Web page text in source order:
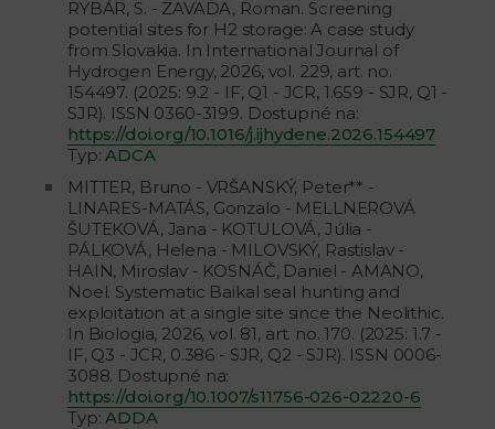
RYBÁR, S. - ZAVADA, Roman. Screening
potential sites for H2 storage: A case study
from Slovakia. In International Journal of
Hydrogen Energy, 2026, vol. 229, art. no.
154497. (2025: 9.2 - IF, Q1 - JCR, 1.659 - SJR, Q1 -
SJR). ISSN 0360-3199. Dostupné na:
https://doi.org/10.1016/j.ijhydene.2026.154497
Typ: ADCA
MITTER, Bruno - VRŠANSKÝ, Peter** -
LINARES-MATÁS, Gonzalo - MELLNEROVÁ
ŠUTEKOVÁ, Jana - KOTULOVÁ, Júlia -
PÁLKOVÁ, Helena - MILOVSKÝ, Rastislav -
HAIN, Miroslav - KOSNÁČ, Daniel - AMANO,
Noel. Systematic Baikal seal hunting and
exploitation at a single site since the Neolithic.
In Biologia, 2026, vol. 81, art. no. 170. (2025: 1.7 -
IF, Q3 - JCR, 0.386 - SJR, Q2 - SJR). ISSN 0006-
3088. Dostupné na:
https://doi.org/10.1007/s11756-026-02220-6
Typ: ADDA